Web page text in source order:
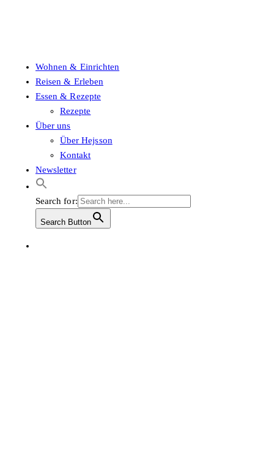
Wohnen & Einrichten
Reisen & Erleben
Essen & Rezepte
Rezepte
Über uns
Über Hejsson
Kontakt
Newsletter
Search for:
Search Button